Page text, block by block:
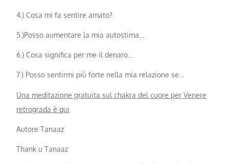
4.) Cosa mi fa sentire amato?
5.)Posso aumentare la mia autostima…
6.) Cosa significa per me il denaro…
7.) Posso sentirmi più forte nella mia relazione se…
Una meditazione gratuita sul chakra del cuore per Venere
retrograda è qui
Autore Tanaaz
Thank u Tanaaz